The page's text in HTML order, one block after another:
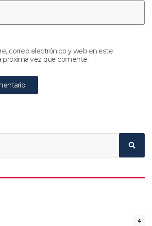
correo electrónico y web en este
próxima vez que comente.
4